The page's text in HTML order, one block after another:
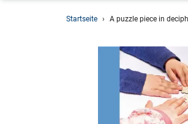
Startseite › A puzzle piece in